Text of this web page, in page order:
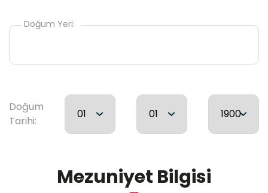
Doğum Yeri:
Doğum
Tarihi:
Mezuniyet Bilgisi